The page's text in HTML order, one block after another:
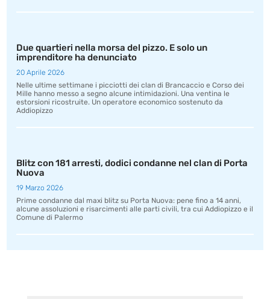
Due quartieri nella morsa del pizzo. E solo un
imprenditore ha denunciato
20 Aprile 2026
Nelle ultime settimane i picciotti dei clan di Brancaccio e Corso dei
Mille hanno messo a segno alcune intimidazioni. Una ventina le
estorsioni ricostruite. Un operatore economico sostenuto da
Addiopizzo
Blitz con 181 arresti, dodici condanne nel clan di Porta
Nuova
19 Marzo 2026
Prime condanne dal maxi blitz su Porta Nuova: pene fino a 14 anni,
alcune assoluzioni e risarcimenti alle parti civili, tra cui Addiopizzo e il
Comune di Palermo